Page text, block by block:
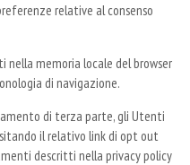
relative al consenso
memoria locale del browser
di navigazione.
di terza parte, gli Utenti
il relativo link di opt out
descritti nella privacy policy